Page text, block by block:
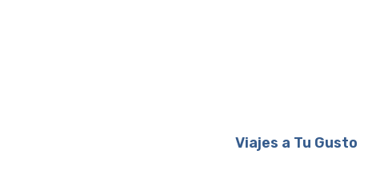
Viajes a Tu Gusto